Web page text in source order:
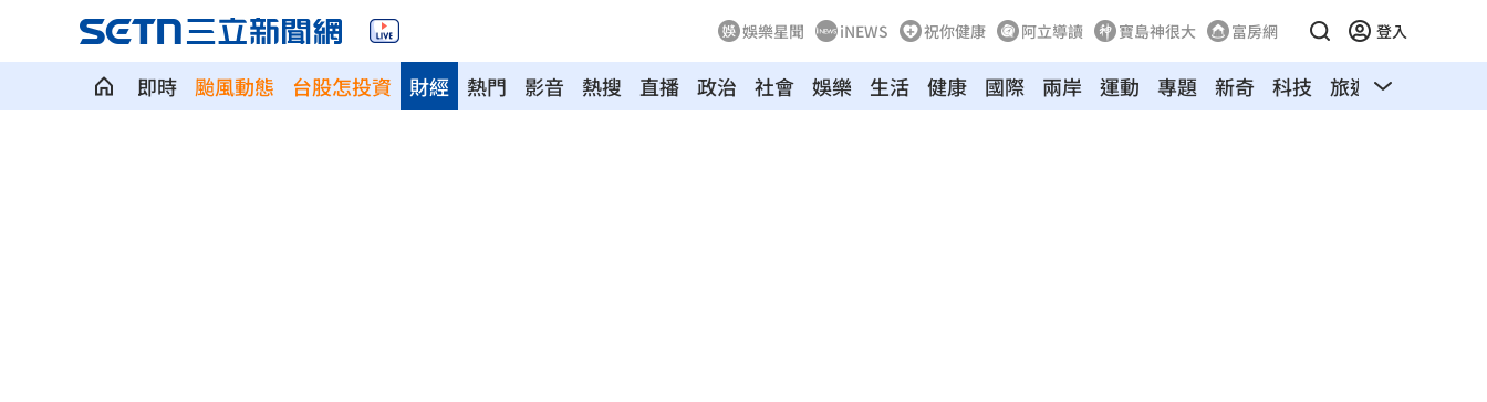
娛樂星聞 iNEWS 祝你健康 阿立導讀 寶島神很大 富房網 登入
即時 颱風動態 台股怎投資 熱門 影音 熱搜 直播 政治 社會 娛樂 生活 健康 國際 兩岸 運動
財經 專題 新奇 科技 旅遊 汽車